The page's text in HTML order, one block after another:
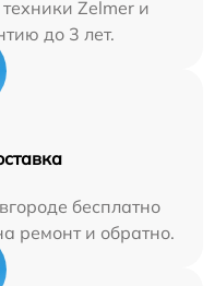
Zelmer и
до 3 лет.
бесплатно
ремонт и обратно.